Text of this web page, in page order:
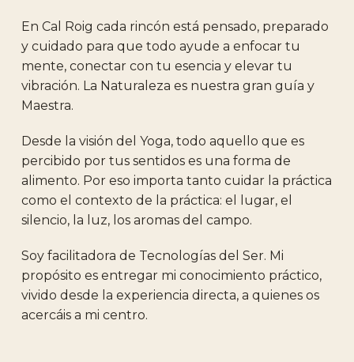
En Cal Roig cada rincón está pensado, preparado
y cuidado para que todo ayude a enfocar tu
mente, conectar con tu esencia y elevar tu
vibración. La Naturaleza es nuestra gran guía y
Maestra.
Desde la visión del Yoga, todo aquello que es
percibido por tus sentidos es una forma de
alimento. Por eso importa tanto cuidar la práctica
como el contexto de la práctica: el lugar, el
silencio, la luz, los aromas del campo.
Soy facilitadora de Tecnologías del Ser. Mi
propósito es entregar mi conocimiento práctico,
vivido desde la experiencia directa, a quienes os
acercáis a mi centro.